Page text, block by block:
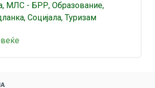
, МЛС - БРР, Образование,
, Социјала, Туризам